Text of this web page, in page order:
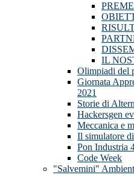
IL
Olimpiadi del
Giornata
2021
Storie di
Hackersgen
Meccanica e
Il simulatore
Pon Industria
Code Week
"Salvemini"